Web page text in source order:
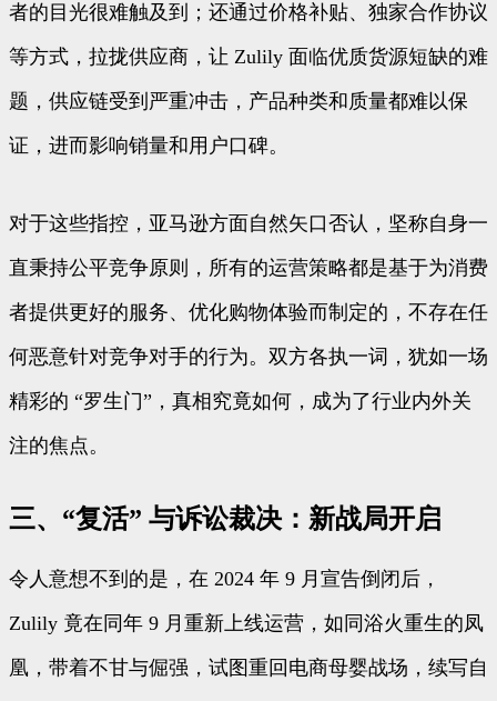
者的目光很难触及到；还通过价格补贴、独家合作协议
等方式，拉拢供应商，让 Zulily 面临优质货源短缺的难
题，供应链受到严重冲击，产品种类和质量都难以保
证，进而影响销量和用户口碑。
对于这些指控，亚马逊方面自然矢口否认，坚称自身一
直秉持公平竞争原则，所有的运营策略都是基于为消费
者提供更好的服务、优化购物体验而制定的，不存在任
何恶意针对竞争对手的行为。双方各执一词，犹如一场
精彩的 “罗生门”，真相究竟如何，成为了行业内外关
注的焦点。
三、“复活” 与诉讼裁决：新战局开启
令人意想不到的是，在 2024 年 9 月宣告倒闭后，
Zulily 竟在同年 9 月重新上线运营，如同浴火重生的凤
凰，带着不甘与倔强，试图重回电商母婴战场，续写自